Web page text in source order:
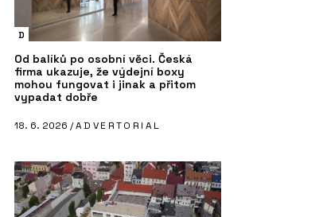
D
Od balíků po osobní věci. Česká
firma ukazuje, že výdejní boxy
mohou fungovat i jinak a přitom
vypadat dobře
18. 6. 2026 /ADVERTORIAL